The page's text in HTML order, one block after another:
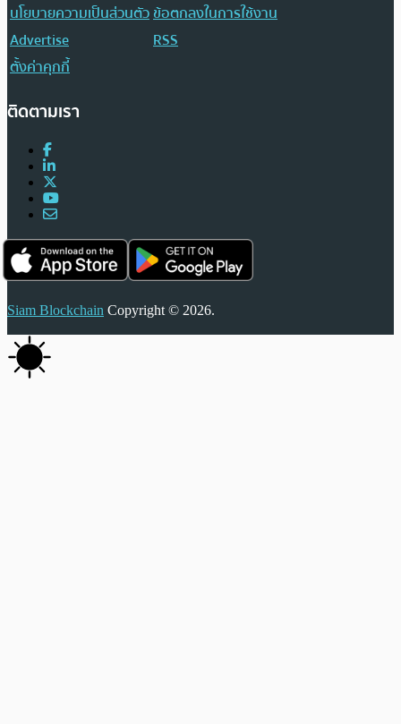
นโยบายความเป็นส่วนตัวข้อตกลงในการใช้งาน
Advertise
RSS
ตั้งค่าคุกกี้
ติดตามเรา
Siam Blockchain Copyright © 2026.